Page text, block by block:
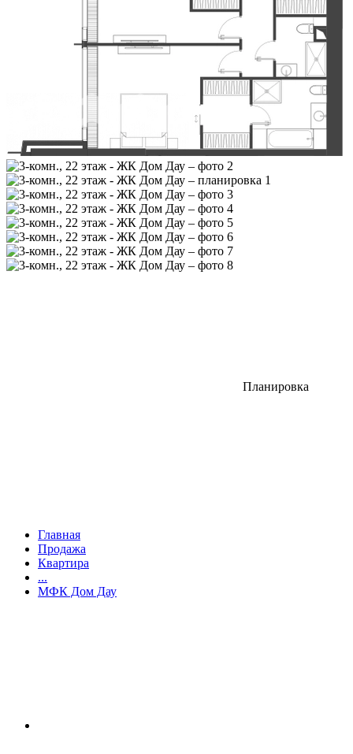
Планировка
Главная
Продажа
Квартира
...
МФК Дом Дау